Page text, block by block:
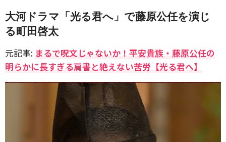
大河ドラマ「光る君へ」で藤原公任を演じ
る町田啓太
元記事: まるで呪文じゃないか！平安貴族・藤原公任の
明らかに長すぎる肩書と絶えない苦労【光る君へ】